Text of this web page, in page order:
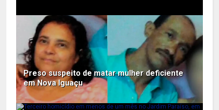
Preso suspeito de matar mulher deficiente
em Nova Iguaçu